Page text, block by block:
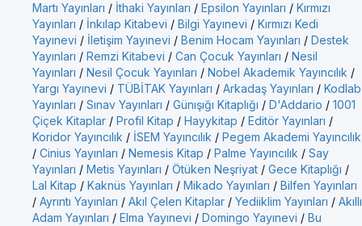
Martı Yayınları / İthaki Yayınları / Epsilon Yayınları / Kırmızı
Yayınları / İnkılap Kitabevi / Bilgi Yayınevi / Kırmızı Kedi
Yayınevi / İletişim Yayınevi / Benim Hocam Yayınları / Destek
Yayınları / Remzi Kitabevi / Can Çocuk Yayınları / Nesil
Yayınları / Nesil Çocuk Yayınları / Nobel Akademik Yayıncılık /
Yargı Yayınevi / TÜBİTAK Yayınları / Arkadaş Yayınları / Kodlab
Yayınları / Sınav Yayınları / Günışığı Kitaplığı / D'Addario / 1001
Çiçek Kitaplar / Profil Kitap / Hayykitap / Editör Yayınları /
Koridor Yayıncılık / İSEM Yayıncılık / Pegem Akademi Yayıncılık
/ Cinius Yayınları / Nemesis Kitap / Palme Yayıncılık / Say
Yayınları / Metis Yayınları / Ötüken Neşriyat / Gece Kitaplığı /
Lal Kitap / Kaknüs Yayınları / Mikado Yayınları / Bilfen Yayınları
/ Ayrıntı Yayınları / Akıl Çelen Kitaplar / Yediiklim Yayınları / Akıllı
Adam Yayınları / Elma Yayınevi / Domingo Yayınevi / Bu